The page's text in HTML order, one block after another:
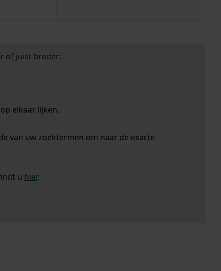
of juist breder:
elkaar lijken.
van uw zoektermen om naar de exacte
u hier.